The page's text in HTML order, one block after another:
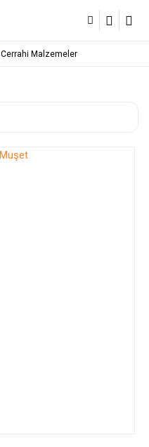
Cerrahi Malzemeler